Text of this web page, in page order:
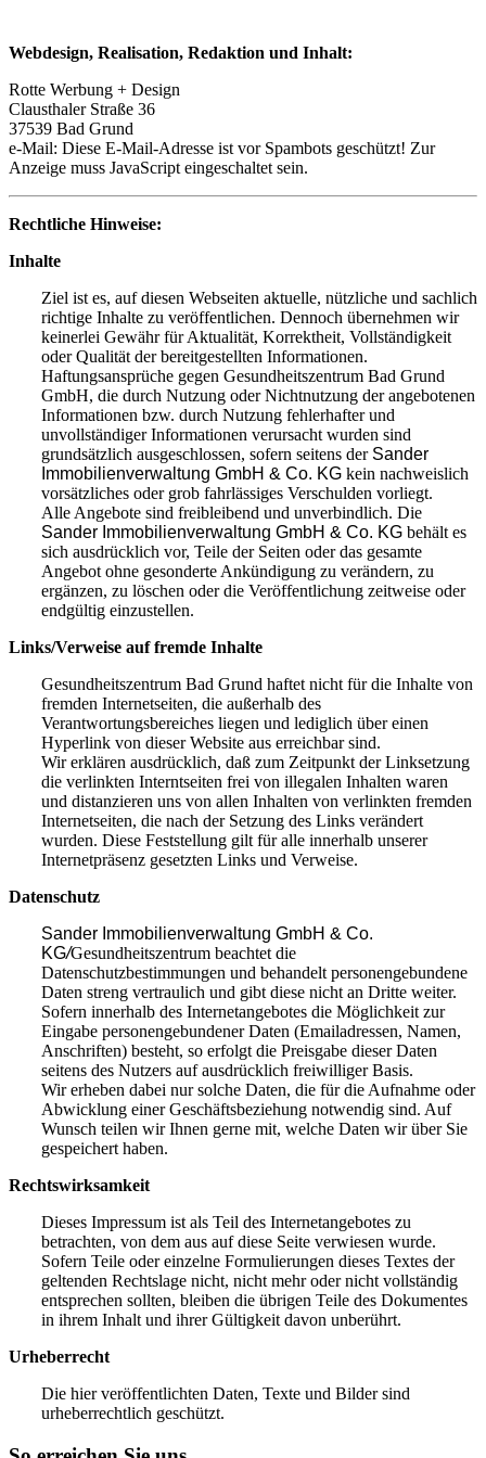
Webdesign, Realisation, Redaktion und Inhalt:
Rotte Werbung + Design
Clausthaler Straße 36
37539 Bad Grund
e-Mail: Diese E-Mail-Adresse ist vor Spambots geschützt! Zur
Anzeige muss JavaScript eingeschaltet sein.
Rechtliche Hinweise:
Inhalte
Ziel ist es, auf diesen Webseiten aktuelle, nützliche und sachlich
richtige Inhalte zu veröffentlichen. Dennoch übernehmen wir
keinerlei Gewähr für Aktualität, Korrektheit, Vollständigkeit
oder Qualität der bereitgestellten Informationen.
Haftungsansprüche gegen Gesundheitszentrum Bad Grund
GmbH, die durch Nutzung oder Nichtnutzung der angebotenen
Informationen bzw. durch Nutzung fehlerhafter und
unvollständiger Informationen verursacht wurden sind
grundsätzlich ausgeschlossen, sofern seitens der Sander
Immobilienverwaltung GmbH & Co. KG kein nachweislich
vorsätzliches oder grob fahrlässiges Verschulden vorliegt.
Alle Angebote sind freibleibend und unverbindlich. Die
Sander Immobilienverwaltung GmbH & Co. KG behält es
sich ausdrücklich vor, Teile der Seiten oder das gesamte
Angebot ohne gesonderte Ankündigung zu verändern, zu
ergänzen, zu löschen oder die Veröffentlichung zeitweise oder
endgültig einzustellen.
Links/Verweise auf fremde Inhalte
Gesundheitszentrum Bad Grund haftet nicht für die Inhalte von
fremden Internetseiten, die außerhalb des
Verantwortungsbereiches liegen und lediglich über einen
Hyperlink von dieser Website aus erreichbar sind.
Wir erklären ausdrücklich, daß zum Zeitpunkt der Linksetzung
die verlinkten Interntseiten frei von illegalen Inhalten waren
und distanzieren uns von allen Inhalten von verlinkten fremden
Internetseiten, die nach der Setzung des Links verändert
wurden. Diese Feststellung gilt für alle innerhalb unserer
Internetpräsenz gesetzten Links und Verweise.
Datenschutz
Sander Immobilienverwaltung GmbH & Co.
KG/Gesundheitszentrum beachtet die
Datenschutzbestimmungen und behandelt personengebundene
Daten streng vertraulich und gibt diese nicht an Dritte weiter.
Sofern innerhalb des Internetangebotes die Möglichkeit zur
Eingabe personengebundener Daten (Emailadressen, Namen,
Anschriften) besteht, so erfolgt die Preisgabe dieser Daten
seitens des Nutzers auf ausdrücklich freiwilliger Basis.
Wir erheben dabei nur solche Daten, die für die Aufnahme oder
Abwicklung einer Geschäftsbeziehung notwendig sind. Auf
Wunsch teilen wir Ihnen gerne mit, welche Daten wir über Sie
gespeichert haben.
Rechtswirksamkeit
Dieses Impressum ist als Teil des Internetangebotes zu
betrachten, von dem aus auf diese Seite verwiesen wurde.
Sofern Teile oder einzelne Formulierungen dieses Textes der
geltenden Rechtslage nicht, nicht mehr oder nicht vollständig
entsprechen sollten, bleiben die übrigen Teile des Dokumentes
in ihrem Inhalt und ihrer Gültigkeit davon unberührt.
Urheberrecht
Die hier veröffentlichten Daten, Texte und Bilder sind
urheberrechtlich geschützt.